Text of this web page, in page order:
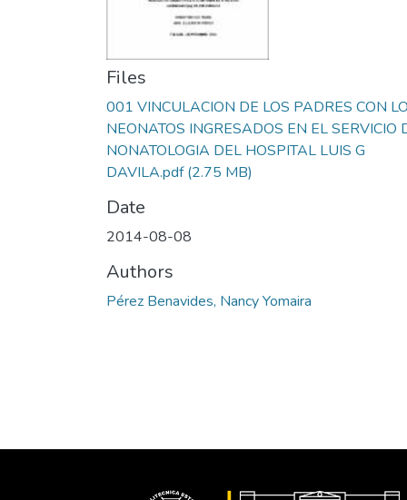
Files
001 VINCULACION DE LOS PADRES CON
NEONATOS INGRESADOS EN EL SERVICIO
NONATOLOGIA DEL HOSPITAL LUIS G
DAVILA.pdf(2.75 MB)
Date
2014-08-08
Authors
Pérez Benavides, Nancy Yomaira